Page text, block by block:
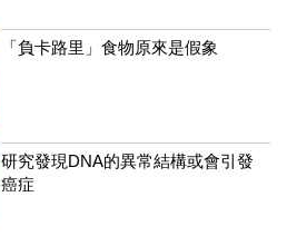
「負卡路里」食物原來是假象
研究發現DNA的異常結構或會引發
癌症